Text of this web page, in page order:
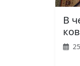
В